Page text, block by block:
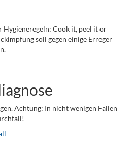
Hygieneregeln: Cook it, peel it or
soll gegen einige Erreger
Achtung: In nicht wenigen Fällen